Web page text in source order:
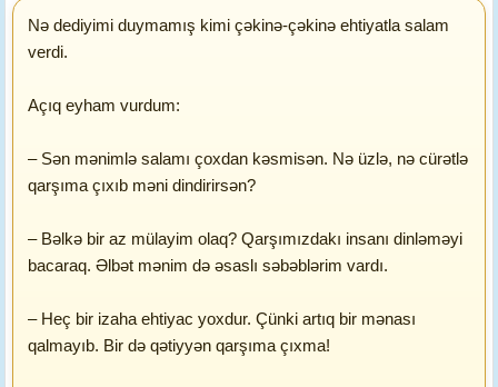
Nə dediyimi duymamış kimi çəkinə-çəkinə ehtiyatla salam
verdi.
Açıq eyham vurdum:
– Sən mənimlə salamı çoxdan kəsmisən. Nə üzlə, nə cürətlə
qarşıma çıxıb məni dindirirsən?
– Bəlkə bir az mülayim olaq? Qarşımızdakı insanı dinləməyi
bacaraq. Əlbət mənim də əsaslı səbəblərim vardı.
– Heç bir izaha ehtiyac yoxdur. Çünki artıq bir mənası
qalmayıb. Bir də qətiyyən qarşıma çıxma!